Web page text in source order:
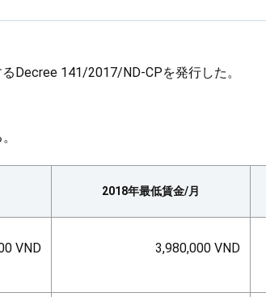
Decree 141/2017/ND-CPを発行した。
2018年最低賃金/月
VND 3,980,000 VND